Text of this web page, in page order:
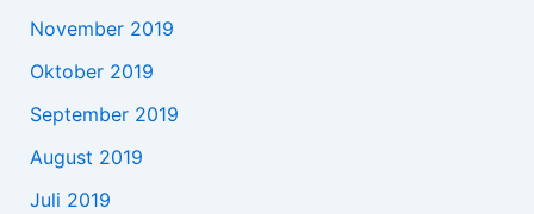
November 2019
Oktober 2019
September 2019
August 2019
Juli 2019